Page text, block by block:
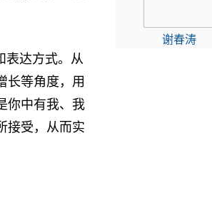
达方式。从
长等角度，用
你中有我、我
接受，从而实
谢春涛